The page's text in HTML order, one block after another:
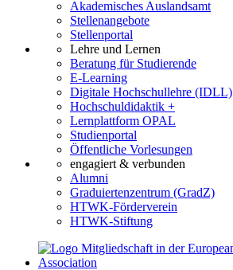
Akademisches Auslandsamt
Stellenangebote
Stellenportal
Lehre und Lernen
Beratung für Studierende
E-Learning
Digitale Hochschullehre (IDLL)
Hochschuldidaktik +
Lernplattform OPAL
Studienportal
Öffentliche Vorlesungen
engagiert & verbunden
Alumni
Graduiertenzentrum (GradZ)
HTWK-Förderverein
HTWK-Stiftung